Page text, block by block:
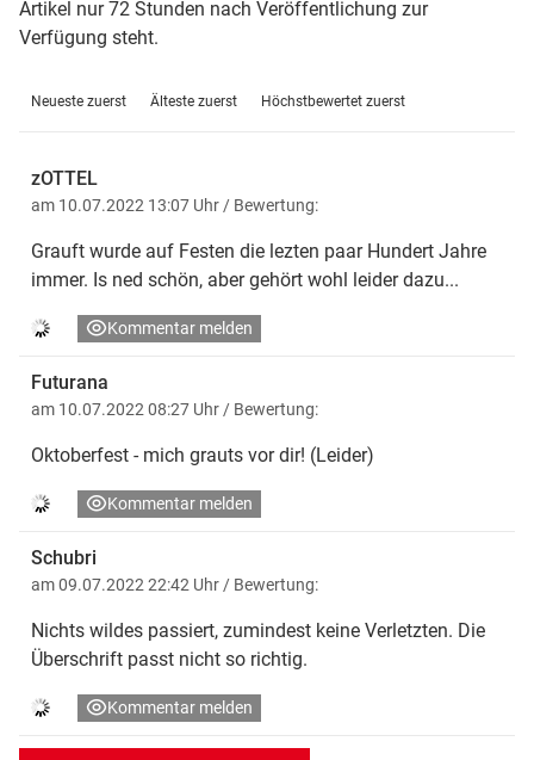
Artikel nur 72 Stunden nach Veröffentlichung zur
Verfügung steht.
Neueste zuerst Älteste zuerst Höchstbewertet zuerst
zOTTEL
am 10.07.2022 13:07 Uhr / Bewertung:
Grauft wurde auf Festen die lezten paar Hundert Jahre
immer. Is ned schön, aber gehört wohl leider dazu...
Kommentar melden
Futurana
am 10.07.2022 08:27 Uhr / Bewertung:
Oktoberfest - mich grauts vor dir! (Leider)
Kommentar melden
Schubri
am 09.07.2022 22:42 Uhr / Bewertung:
Nichts wildes passiert, zumindest keine Verletzten. Die
Überschrift passt nicht so richtig.
Kommentar melden